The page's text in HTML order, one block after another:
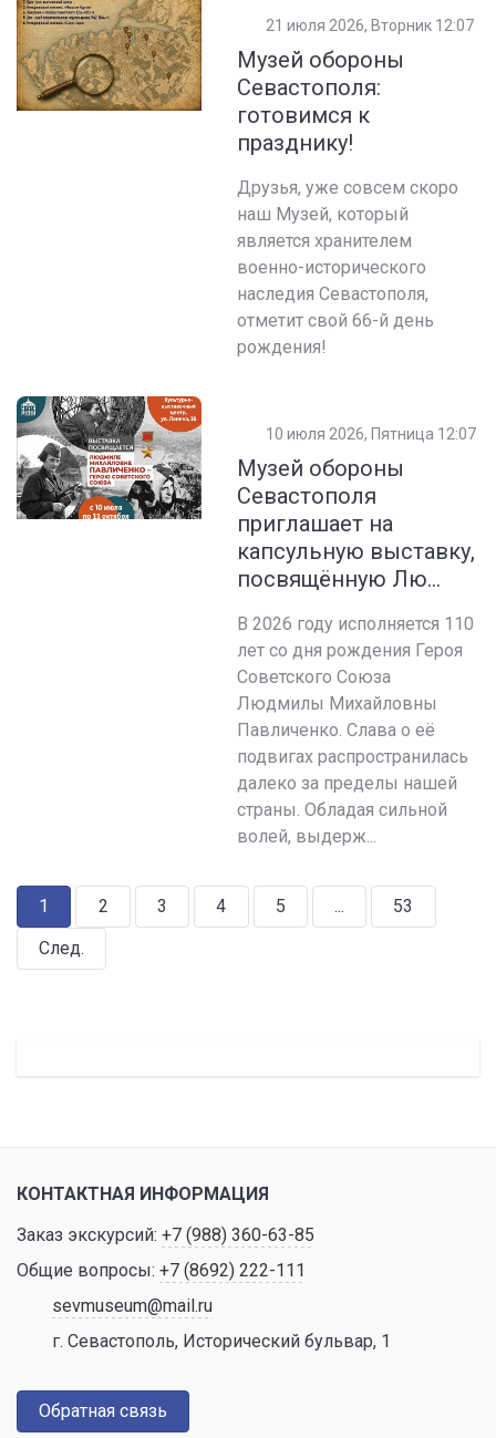
21 июля 2026, Вторник 12:07
Музей обороны
Севастополя:
готовимся к
празднику!
Друзья, уже совсем скоро
наш Музей, который
является хранителем
военно-исторического
наследия Севастополя,
отметит свой 66-й день
рождения!
10 июля 2026, Пятница 12:07
Музей обороны
Севастополя
приглашает на
капсульную выставку,
посвящённую Лю...
В 2026 году исполняется 110
лет со дня рождения Героя
Советского Союза
Людмилы Михайловны
Павличенко. Слава о её
подвигах распространилась
далеко за пределы нашей
страны. Обладая сильной
волей, выдерж...
1 2 3 4 5 ...
53
След.
КОНТАКТНАЯ ИНФОРМАЦИЯ
Заказ экскурсий: +7 (988) 360-63-85
Общие вопросы: +7 (8692) 222-111
sevmuseum@mail.ru
г. Севастополь, Исторический бульвар, 1
Обратная связь